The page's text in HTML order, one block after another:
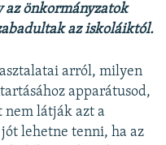
az önkormányzatok
az iskoláiktól.
arról, milyen
apparátusod,
nem látják azt a
lehetne tenni, ha az